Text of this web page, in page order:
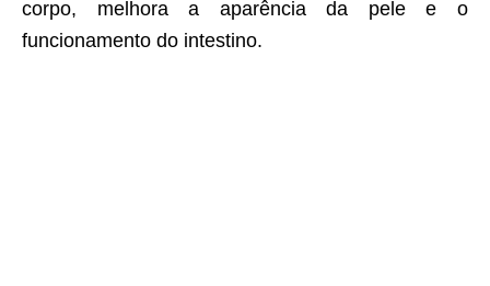
corpo, melhora a aparência da pele e o
funcionamento do intestino.